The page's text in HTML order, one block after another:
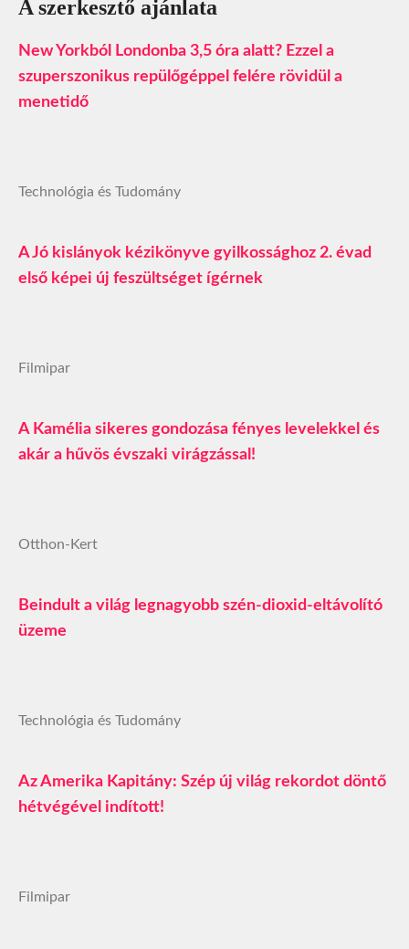
A szerkesztő ajánlata
New Yorkból Londonba 3,5 óra alatt? Ezzel a
szuperszonikus repülőgéppel felére rövidül a
menetidő
Technológia és Tudomány
A Jó kislányok kézikönyve gyilkossághoz 2. évad
első képei új feszültséget ígérnek
Filmipar
A Kamélia sikeres gondozása fényes levelekkel és
akár a hűvös évszaki virágzással!
Otthon-Kert
Beindult a világ legnagyobb szén-dioxid-eltávolító
üzeme
Technológia és Tudomány
Az Amerika Kapitány: Szép új világ rekordot döntő
hétvégével indított!
Filmipar